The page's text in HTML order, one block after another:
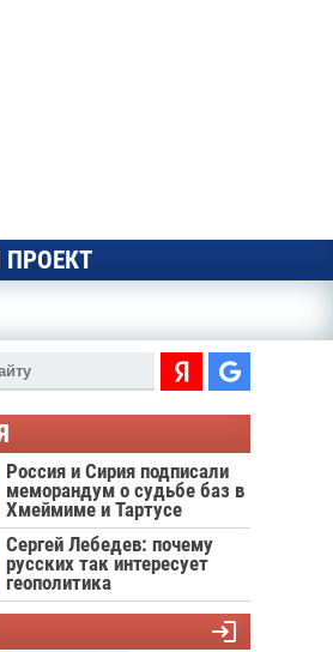
Россия и Сирия подписали
меморандум о судьбе баз в
Хмеймиме и Тартусе
Сергей Лебедев: почему
русских так интересует
геополитика